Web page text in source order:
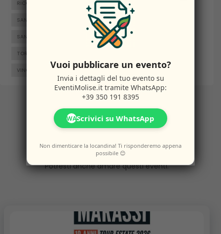
RICCIA ROCCAMANDOLFI
SAN GIACOMO DEGLI SCHIAVONI SAN MASSIMO
SANTA CROCE DI MAGLIANO SEPINO
TORELLA DEL SANNIO
VINCHIATURO
AltriEventi
Potresti anche amare questi eventi.
Vuoi pubblicare un evento?
Invia i dettagli del tuo evento su
EventiMolise.it tramite WhatsApp:
+39 350 191 8395
WAScrivici su WhatsApp
Non dimenticare la locandina! Ti risponderemo appena
possibile 😊